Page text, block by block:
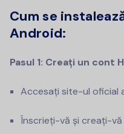
Cum se
Android:
Pasul 1: Creați un cont
Accesați site-ul oficial
Înscrieți-vă și creați-